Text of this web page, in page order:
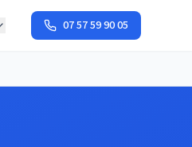
07 57 59 90 05